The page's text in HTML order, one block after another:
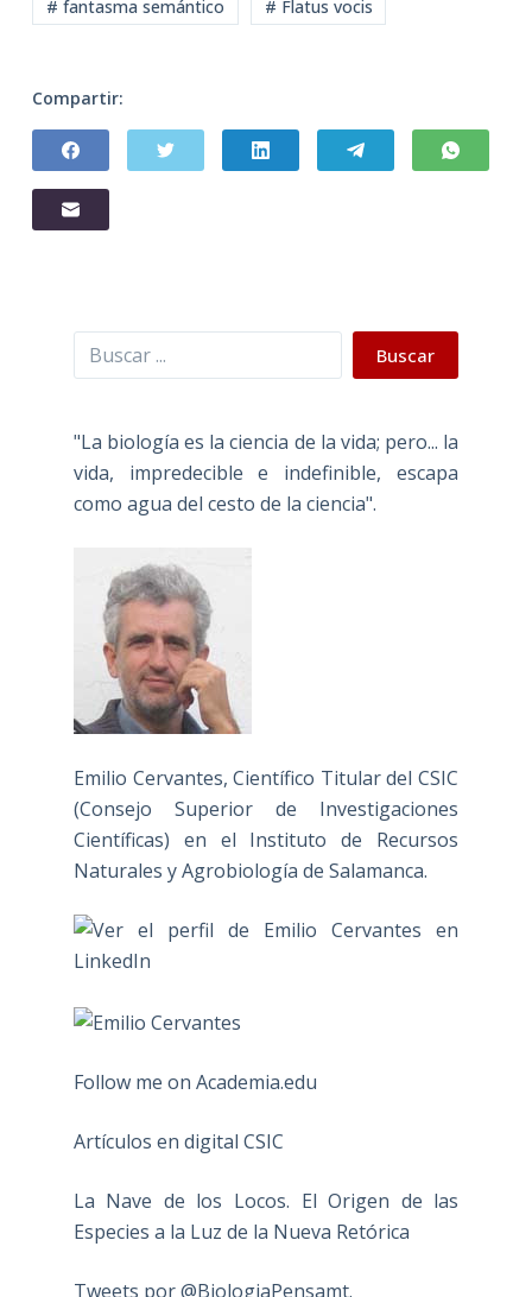
# fantasma semántico # Flatus vocis
Compartir:
Buscar Buscar
"La biología es la ciencia de la vida; pero... la
vida, impredecible e indefinible, escapa
como agua del cesto de la ciencia".
Emilio Cervantes, Científico Titular del CSIC
(Consejo Superior de Investigaciones
Científicas) en el Instituto de Recursos
Naturales y Agrobiología de Salamanca.
Follow me on Academia.edu
Artículos en digital CSIC
La Nave de los Locos. El Origen de las
Especies a la Luz de la Nueva Retórica
Tweets por @BiologiaPensamt.